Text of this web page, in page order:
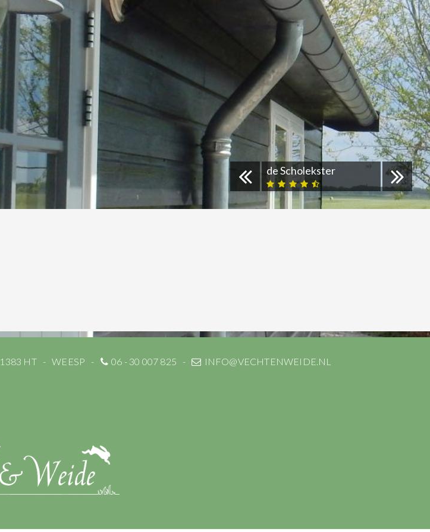
de Scholekster
1383 HT WEESP 06 - 30 007 825 INFO@VECHTENWEIDE.NL